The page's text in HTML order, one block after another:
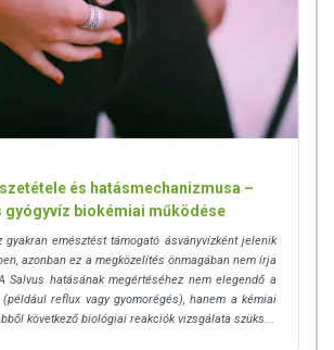
és hatásmechanizmusa –
gyógyvíz biokémiai működése
gyakran emésztést támogató ásványvízként jelenik
azonban ez a megközelítés önmagában nem írja
Salvus hatásának megértéséhez nem elegendő a
reflux vagy gyomorégés), hanem a kémiai
következő biológiai reakciók vizsgálata szüks...